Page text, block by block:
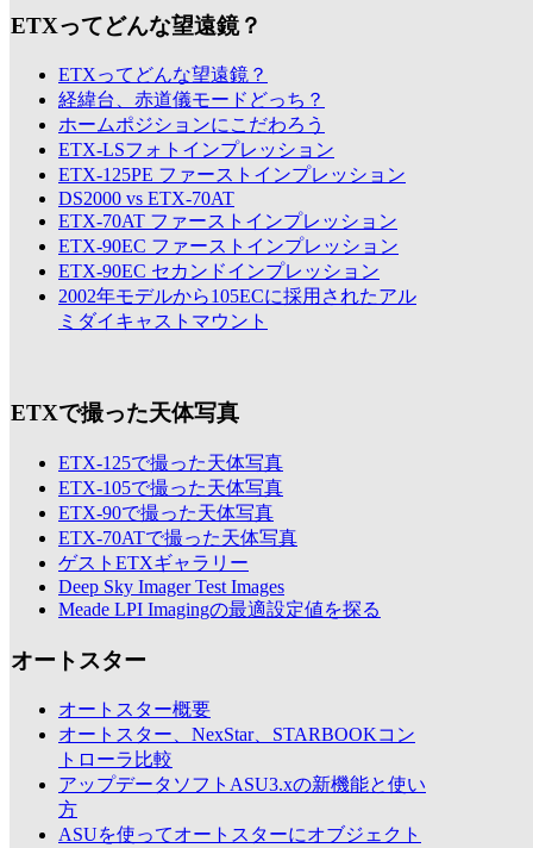
ETXってどんな望遠鏡？
ETXってどんな望遠鏡？
経緯台、赤道儀モードどっち？
ホームポジションにこだわろう
ETX-LSフォトインプレッション
ETX-125PE ファーストインプレッション
DS2000 vs ETX-70AT
ETX-70AT ファーストインプレッション
ETX-90EC ファーストインプレッション
ETX-90EC セカンドインプレッション
2002年モデルから105ECに採用されたアル
ミダイキャストマウント
ETXで撮った天体写真
ETX-125で撮った天体写真
ETX-105で撮った天体写真
ETX-90で撮った天体写真
ETX-70ATで撮った天体写真
ゲストETXギャラリー
Deep Sky Imager Test Images
Meade LPI Imagingの最適設定値を探る
オートスター
オートスター概要
オートスター、NexStar、STARBOOKコン
トローラ比較
アップデータソフトASU3.xの新機能と使い
方
ASUを使ってオートスターにオブジェクト